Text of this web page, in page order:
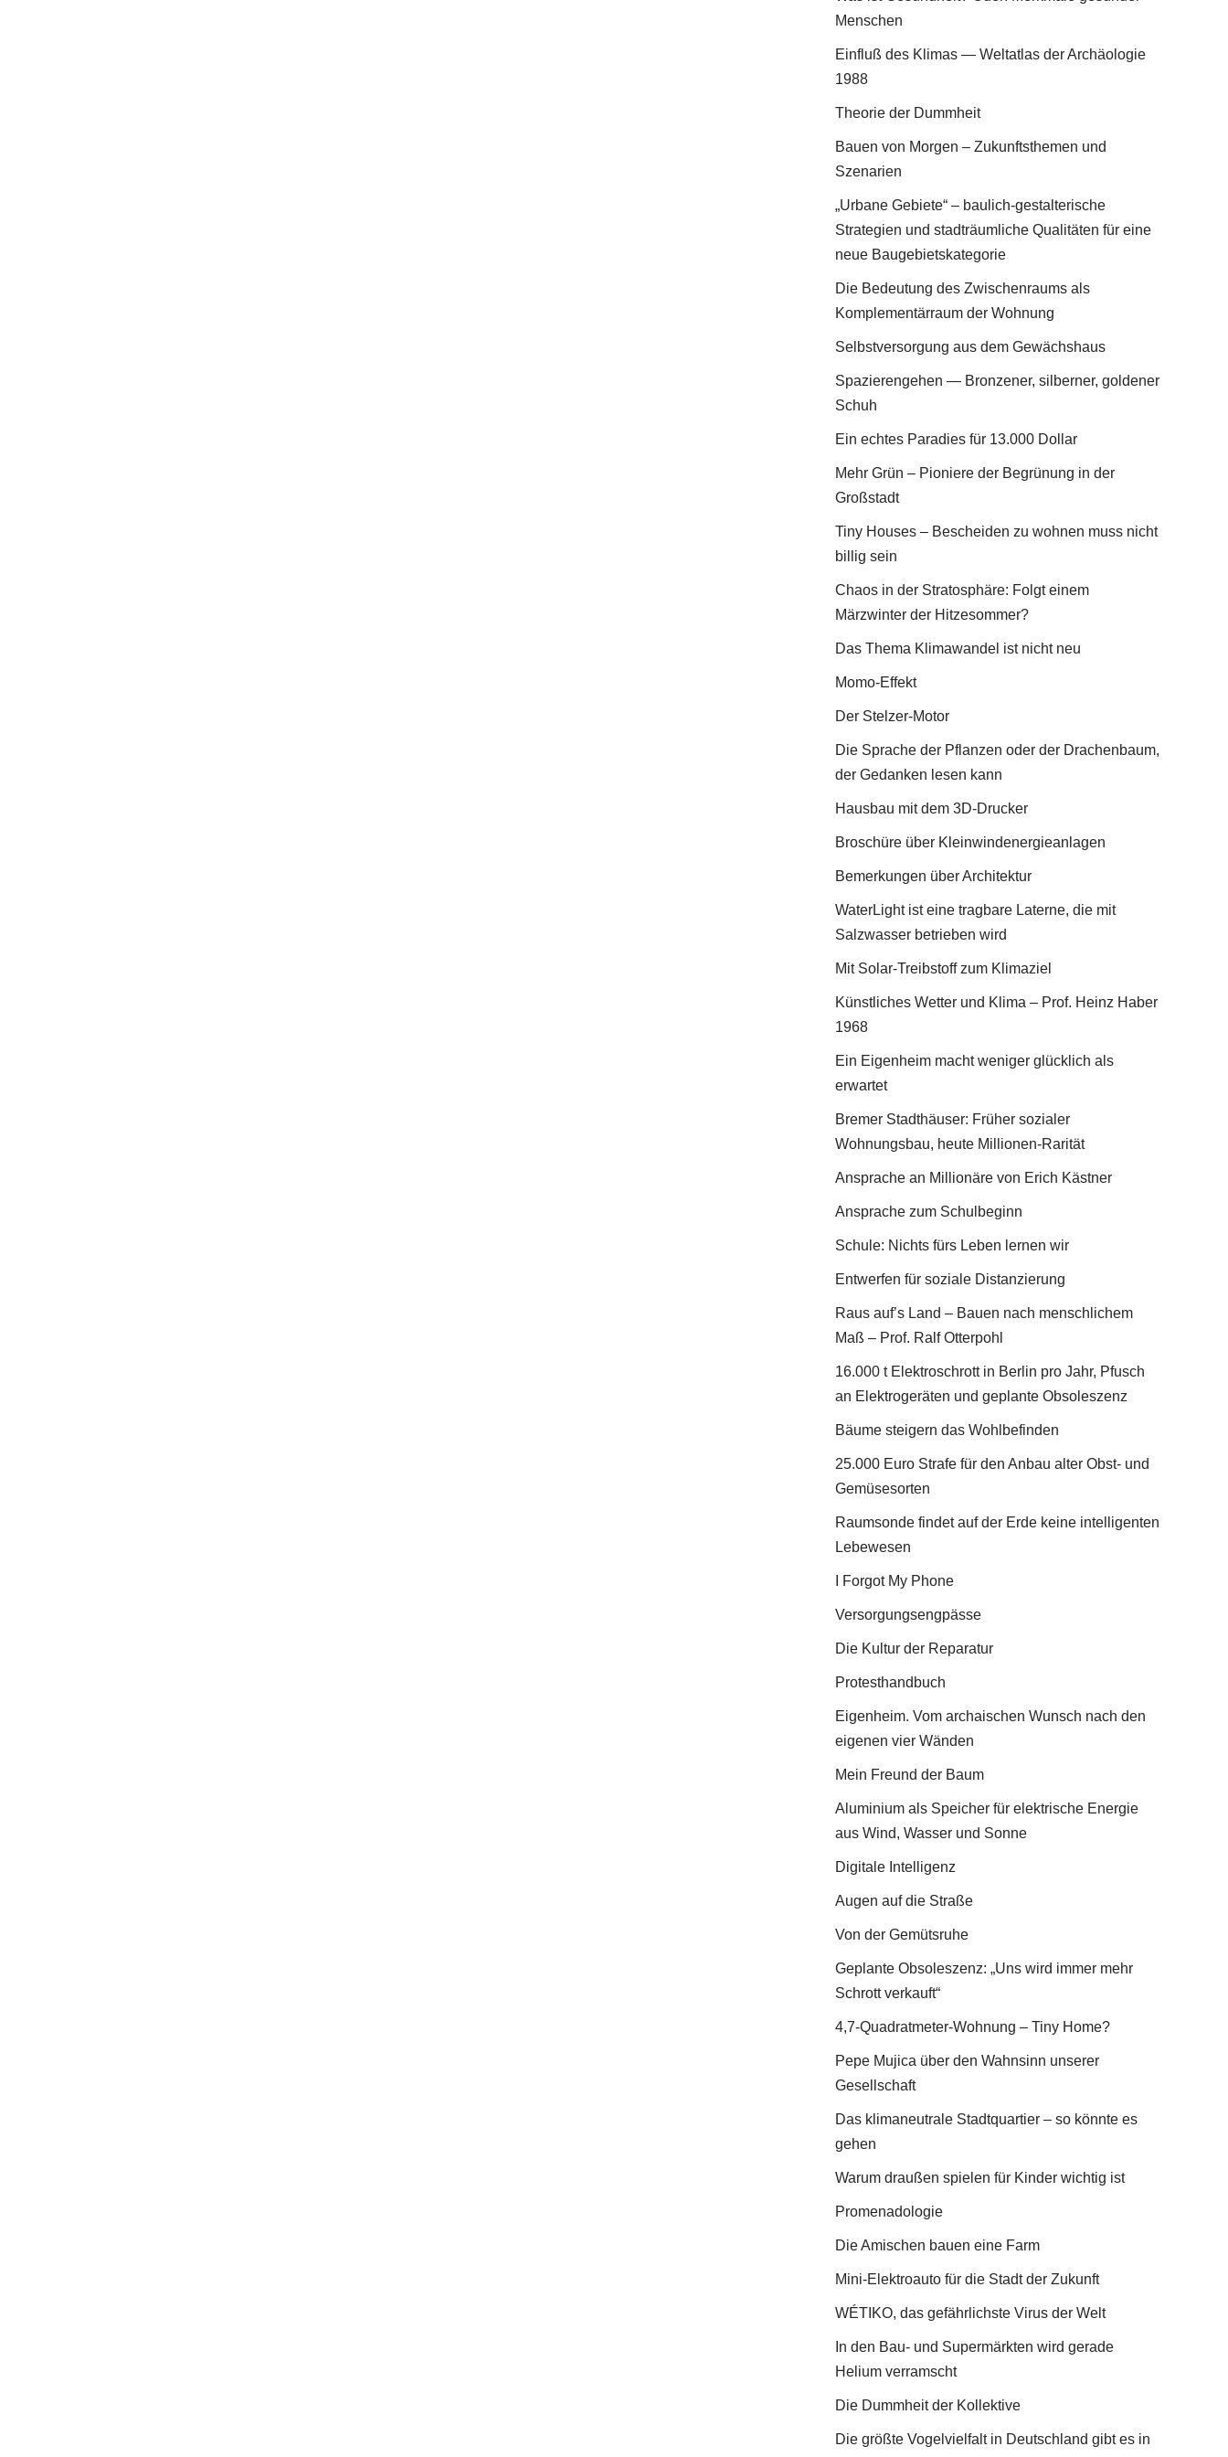
Menschen
Einfluß des Klimas — Weltatlas der Archäologie
1988
Theorie der Dummheit
Bauen von Morgen – Zukunftsthemen und
Szenarien
„Urbane Gebiete“ – baulich-gestalterische
Strategien und stadträumliche Qualitäten für eine
neue Baugebietskategorie
Die Bedeutung des Zwischenraums als
Komplementärraum der Wohnung
Selbstversorgung aus dem Gewächshaus
Spazierengehen — Bronzener, silberner, goldener
Schuh
Ein echtes Paradies für 13.000 Dollar
Mehr Grün – Pioniere der Begrünung in der
Großstadt
Tiny Houses – Bescheiden zu wohnen muss nicht
billig sein
Chaos in der Stratosphäre: Folgt einem
Märzwinter der Hitzesommer?
Das Thema Klimawandel ist nicht neu
Momo-Effekt
Der Stelzer-Motor
Die Sprache der Pflanzen oder der Drachenbaum,
der Gedanken lesen kann
Hausbau mit dem 3D-Drucker
Broschüre über Kleinwindenergieanlagen
Bemerkungen über Architektur
WaterLight ist eine tragbare Laterne, die mit
Salzwasser betrieben wird
Mit Solar-Treibstoff zum Klimaziel
Künstliches Wetter und Klima – Prof. Heinz Haber
1968
Ein Eigenheim macht weniger glücklich als
erwartet
Bremer Stadthäuser: Früher sozialer
Wohnungsbau, heute Millionen-Rarität
Ansprache an Millionäre von Erich Kästner
Ansprache zum Schulbeginn
Schule: Nichts fürs Leben lernen wir
Entwerfen für soziale Distanzierung
Raus auf’s Land – Bauen nach menschlichem
Maß – Prof. Ralf Otterpohl
16.000 t Elektroschrott in Berlin pro Jahr, Pfusch
an Elektrogeräten und geplante Obsoleszenz
Bäume steigern das Wohlbefinden
25.000 Euro Strafe für den Anbau alter Obst- und
Gemüsesorten
Raumsonde findet auf der Erde keine intelligenten
Lebewesen
I Forgot My Phone
Versorgungsengpässe
Die Kultur der Reparatur
Protesthandbuch
Eigenheim. Vom archaischen Wunsch nach den
eigenen vier Wänden
Mein Freund der Baum
Aluminium als Speicher für elektrische Energie
aus Wind, Wasser und Sonne
Digitale Intelligenz
Augen auf die Straße
Von der Gemütsruhe
Geplante Obsoleszenz: „Uns wird immer mehr
Schrott verkauft“
4,7-Quadratmeter-Wohnung – Tiny Home?
Pepe Mujica über den Wahnsinn unserer
Gesellschaft
Das klimaneutrale Stadtquartier – so könnte es
gehen
Warum draußen spielen für Kinder wichtig ist
Promenadologie
Die Amischen bauen eine Farm
Mini-Elektroauto für die Stadt der Zukunft
WÉTIKO, das gefährlichste Virus der Welt
In den Bau- und Supermärkten wird gerade
Helium verramscht
Die Dummheit der Kollektive
Die größte Vogelvielfalt in Deutschland gibt es in